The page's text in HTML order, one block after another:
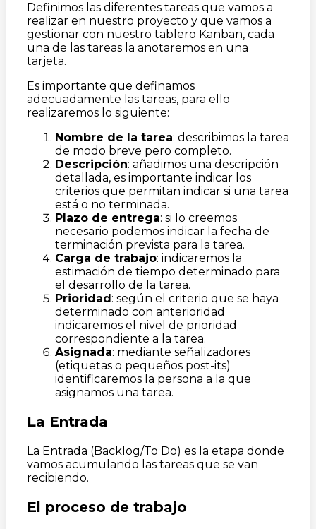
Definimos las diferentes tareas que vamos a
realizar en nuestro proyecto y que vamos a
gestionar con nuestro tablero Kanban, cada
una de las tareas la anotaremos en una
tarjeta.
Es importante que definamos
adecuadamente las tareas, para ello
realizaremos lo siguiente:
Nombre de la tarea: describimos la tarea
de modo breve pero completo.
Descripción: añadimos una descripción
detallada, es importante indicar los
criterios que permitan indicar si una tarea
está o no terminada.
Plazo de entrega: si lo creemos
necesario podemos indicar la fecha de
terminación prevista para la tarea.
Carga de trabajo: indicaremos la
estimación de tiempo determinado para
el desarrollo de la tarea.
Prioridad : según el criterio que se haya
determinado con anterioridad
indicaremos el nivel de prioridad
correspondiente a la tarea.
Asignada: mediante señalizadores
(etiquetas o pequeños post-its)
identificaremos la persona a la que
asignamos una tarea.
La Entrada
La Entrada (Backlog/To Do) es la etapa donde
vamos acumulando las tareas que se van
recibiendo.
El proceso de trabajo